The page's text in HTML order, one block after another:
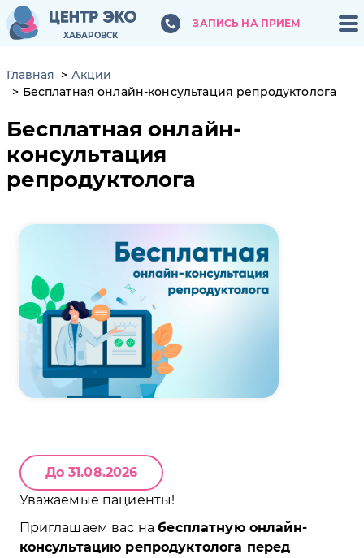
ХАБАРОВСК
ЗАПИСЬ НА ПРИЕМ
ХАБАРОВСК
ЗАПИСЬ НА ПРИЕМ
Главная
Акции
Бесплатная онлайн-консультация репродуктолога
Бесплатная онлайн-
консультация
репродуктолога
До 31.08.2026
Уважаемые пациенты!
Приглашаем вас набесплатную онлайн-
консультацию репродуктолога перед